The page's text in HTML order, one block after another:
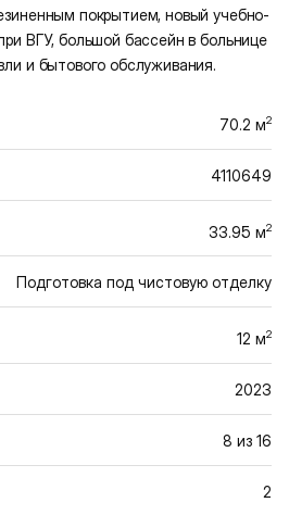
покрытием, новый учебно-
ВГУ, большой бассейн в больнице
и бытового обслуживания.
70.2 м2
4110649
33.95 м2
Подготовка под чистовую отделку
12 м2
2023
8 из 16
2